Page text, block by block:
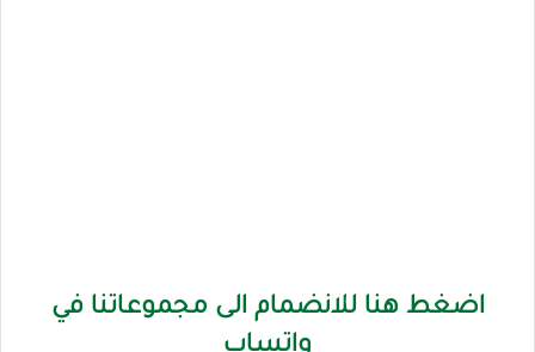
اضغط هنا للانضمام الى مجموعاتنا في
واتساب